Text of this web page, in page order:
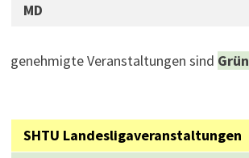
MD
genehmigte Veranstaltungen sind Grün
SHTU Landesligaveranstaltungen